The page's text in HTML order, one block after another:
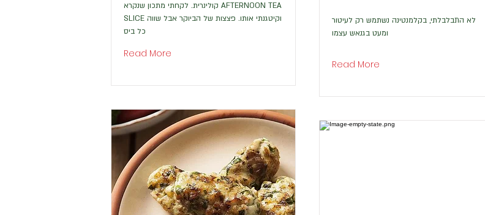
קולינרית. לקחתי מתכון שנקרא AFTERNOON TEA
SLICE וקיטגנתי אותו. פצצות של הביוקר אבל שווה
כל ביס
Read More
לא התבלבלתי, בקלמנטינה נשתמש רק לעיטור
ומעט בגנאש עצמו
Read More